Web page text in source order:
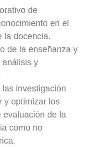
de
en el
la docencia.
de la enseñanza y
análisis y
las investigación
y optimizar los
evaluación de la
como no